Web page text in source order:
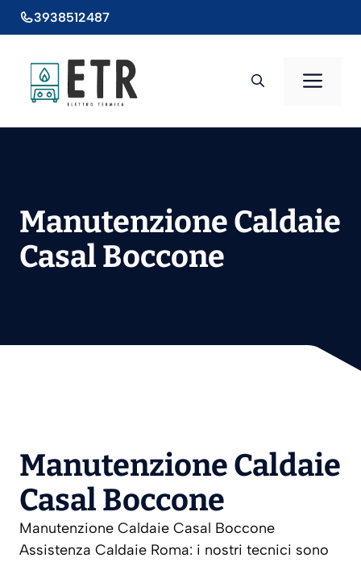
al
3938512487
Manutenzione Caldaie
Casal Boccone
Manutenzione Caldaie
Casal Boccone
Manutenzione Caldaie Casal Boccone
Assistenza Caldaie Roma: i nostri tecnici sono